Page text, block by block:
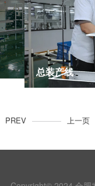
总装产线
PREV 上一页